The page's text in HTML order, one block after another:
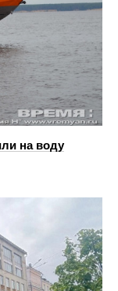
на воду